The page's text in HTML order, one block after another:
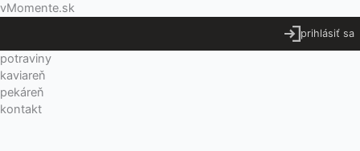
Preskočiť
vMomente.sk
prihlásiť sa
Menu
potraviny
kaviareň
pekáreň
kontakt